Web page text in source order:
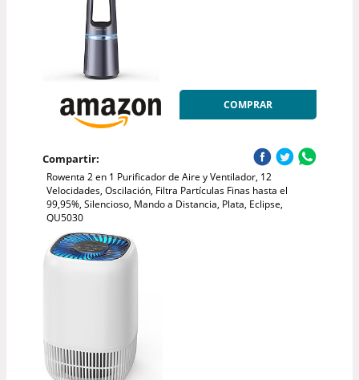
COMPRAR
Compartir:
Rowenta 2 en 1 Purificador de Aire y Ventilador, 12
Velocidades, Oscilación, Filtra Partículas Finas hasta el
99,95%, Silencioso, Mando a Distancia, Plata, Eclipse,
QU5030